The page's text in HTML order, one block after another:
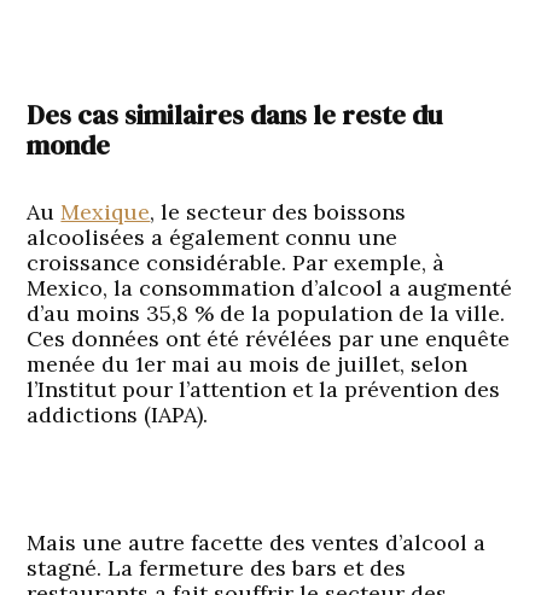
Des cas similaires dans le reste du
monde
AuMexique, le secteur des boissons
alcoolisées a également connu une
croissance considérable. Par exemple, à
Mexico, la consommation d’alcool a augmenté
d’au moins 35,8 % de la population de la ville.
Ces données ont été révélées par une enquête
menée du 1er mai au mois de juillet, selon
l’Institut pour l’attention et la prévention des
addictions (IAPA).
Mais une autre facette des ventes d’alcool a
stagné. La fermeture des bars et des